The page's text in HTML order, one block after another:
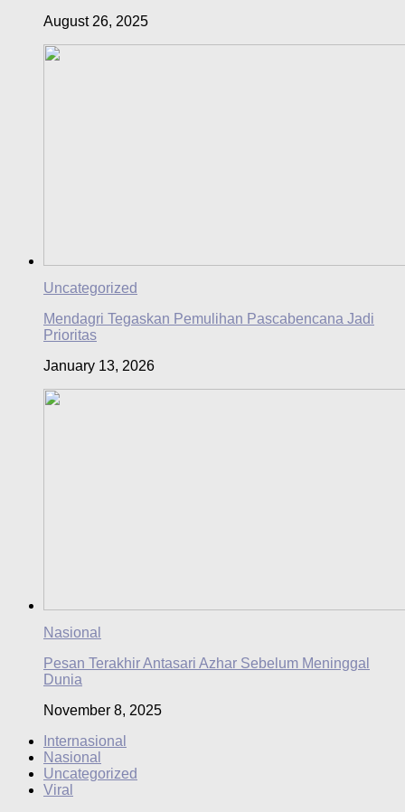
August 26, 2025
Uncategorized
Mendagri Tegaskan Pemulihan Pascabencana Jadi
Prioritas
January 13, 2026
Nasional
Pesan Terakhir Antasari Azhar Sebelum Meninggal
Dunia
November 8, 2025
Internasional
Nasional
Uncategorized
Viral